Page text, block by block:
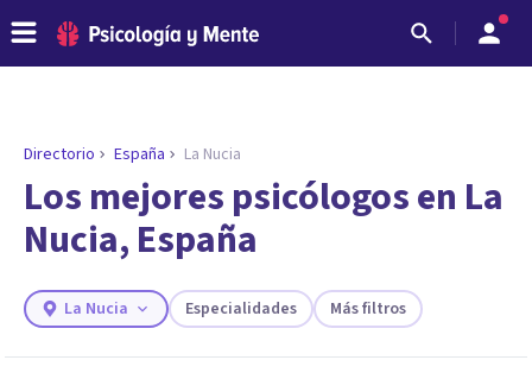
Directorio España La Nucia
Los mejores psicólogos en La
Nucia, España
La Nucia Especialidades Más filtros